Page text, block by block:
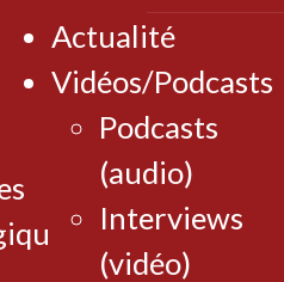
Actualité
Vidéos/Podcasts
Podcasts
(audio)
Interviews
(vidéo)